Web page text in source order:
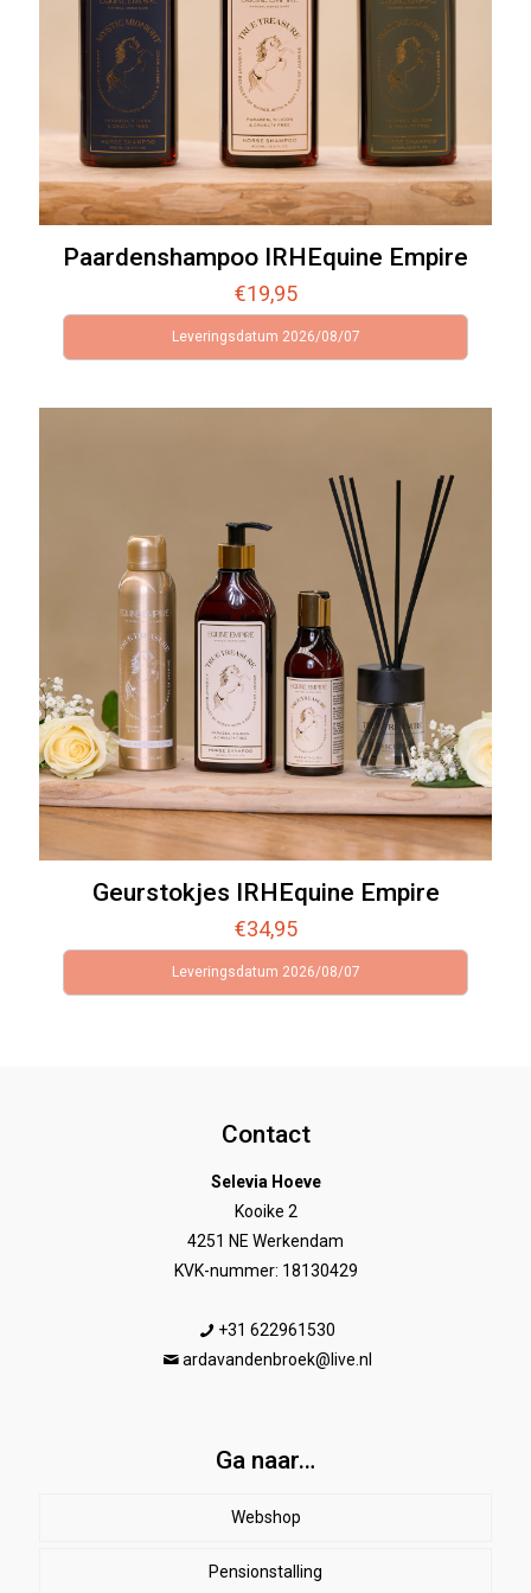
Paardenshampoo IRHEquine Empire
€19,95
Leveringsdatum 2026/08/07
Geurstokjes IRHEquine Empire
€34,95
Leveringsdatum 2026/08/07
Contact
Selevia Hoeve
Kooike 2
4251 NE Werkendam
KVK-nummer: 18130429
+31 622961530
ardavandenbroek@live.nl
Ga naar…
Webshop
Paard
Pensionstalling